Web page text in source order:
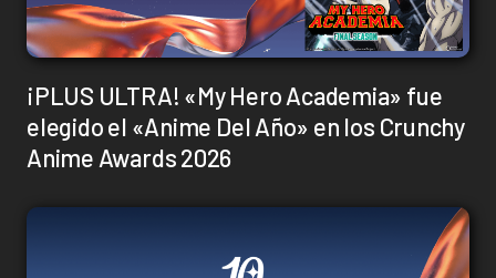
¡PLUS ULTRA! «My Hero Academia» fue
elegido el «Anime Del Año» en los Crunchy
Anime Awards 2026